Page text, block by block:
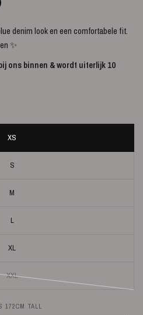
denim look en een comfortabele fit.
✨
ons binnen & wordt uiterlijk 10
XS
S
M
L
XL
XXL
TALL